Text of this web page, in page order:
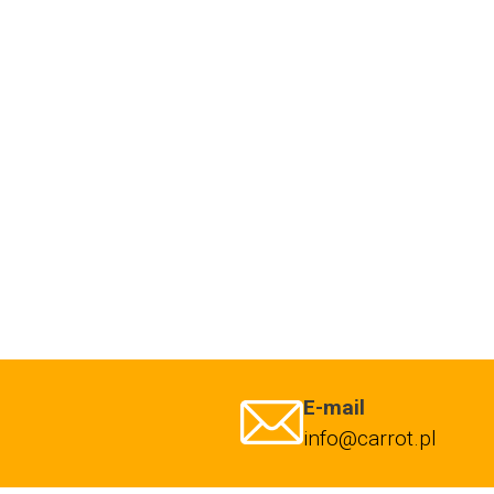
E-mail
info@carrot.pl